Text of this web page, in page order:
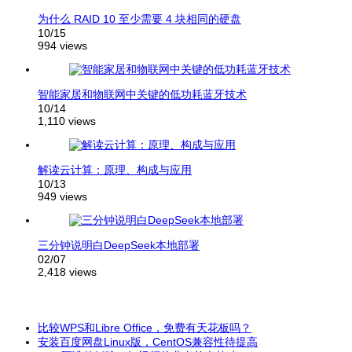
为什么 RAID 10 至少需要 4 块相同的硬盘
10/15
994 views
智能家居和物联网中关键的低功耗蓝牙技术
10/14
1,110 views
解读云计算：原理、构成与应用
10/13
949 views
三分钟说明白DeepSeek本地部署
02/07
2,418 views
比较WPS和Libre Office，免费有天花板吗？
安装百度网盘Linux版，CentOS兼容性待提高